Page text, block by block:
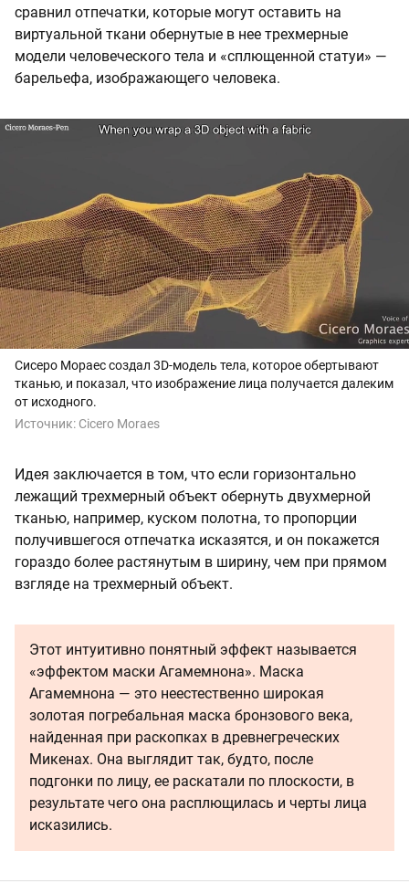
сравнил отпечатки, которые могут оставить на
виртуальной ткани обернутые в нее трехмерные
модели человеческого тела и «сплющенной статуи» —
барельефа, изображающего человека.
Сисеро Мораес создал 3D-модель тела, которое обертывают
тканью, и показал, что изображение лица получается далеким
от исходного.
Источник: Cicero Moraes
Идея заключается в том, что если горизонтально
лежащий трехмерный объект обернуть двухмерной
тканью, например, куском полотна, то пропорции
получившегося отпечатка исказятся, и он покажется
гораздо более растянутым в ширину, чем при прямом
взгляде на трехмерный объект.
Этот интуитивно понятный эффект называется
«эффектом маски Агамемнона». Маска
Агамемнона — это неестественно широкая
золотая погребальная маска бронзового века,
найденная при раскопках в древнегреческих
Микенах. Она выглядит так, будто, после
подгонки по лицу, ее раскатали по плоскости, в
результате чего она расплющилась и черты лица
исказились.